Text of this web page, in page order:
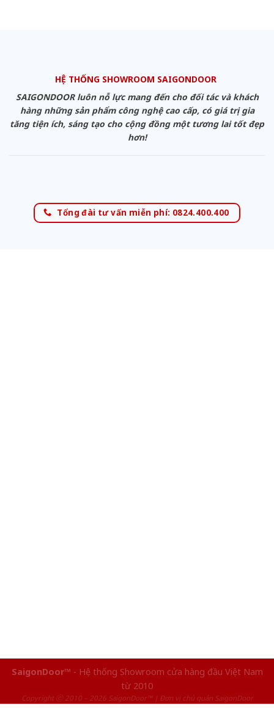
HỆ THỐNG SHOWROOM SAIGONDOOR
SAIGONDOOR luôn nỗ lực mang đến cho đối tác và khách
hàng những sản phẩm công nghệ cao cấp, có giá trị gia
tăng tiện ích, sáng tạo cho cộng đồng một tương lai tốt đẹp
hơn!
Tổng đài tư vấn miễn phí: 0824.400.400
SaigonDoor™ - Hệ thống Showroom cửa hàng đầu Việt Nam
từ 2010
Copyright ⓒ 2010 – 2026 SaigonDoor™ | Đơn vị chủ quản SaigonDoor